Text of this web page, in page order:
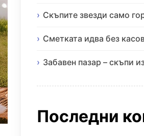
Скъпите звезди само
Сметката идва без
Забавен пазар – скъпи
Последни